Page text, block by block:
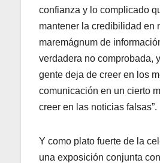
confianza y lo complicado
mantener la credibilidad en
maremágnum de
verdadera no comprobada,
gente deja de creer en los
comunicación en un cierto
creer en las noticias falsas”.
Y como plato fuerte de la
una exposición conjunta